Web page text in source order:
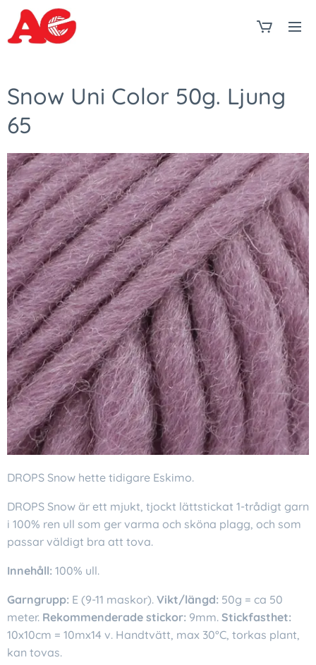
Snow Uni Color 50g. Ljung
65
DROPS Snow hette tidigare Eskimo.
DROPS Snow är ett mjukt, tjockt lättstickat 1-trådigt garn
i 100% ren ull som ger varma och sköna plagg, och som
passar väldigt bra att tova.
Innehåll: 100% ull.
Garngrupp: E (9-11 maskor). Vikt/längd: 50g = ca 50
meter. Rekommenderade stickor: 9mm. Stickfasthet:
10x10cm = 10mx14 v. Handtvätt, max 30°C, torkas plant,
kan tovas.